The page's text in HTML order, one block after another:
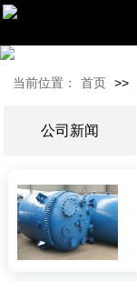
当前位置： 首页 >>
公司新闻